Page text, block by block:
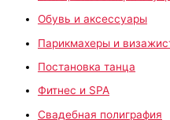
Обувь и аксессуары
Парикмахеры и
Постановка танца
Фитнес и SPA
Свадебная полиграфия